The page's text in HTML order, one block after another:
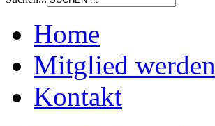
Home
Mitglied werden
Kontakt